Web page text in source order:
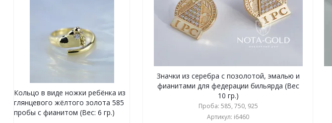
Значки из серебра с позолотой, эмалью и
фианитами для федерации бильярда (Вес
10 гр.)
Проба: 585, 750, 925
Артикул: i6460
Кольцо в виде ножки ребёнка из
глянцевого жёлтого золота 585
пробы с фианитом (Вес: 6 гр.)